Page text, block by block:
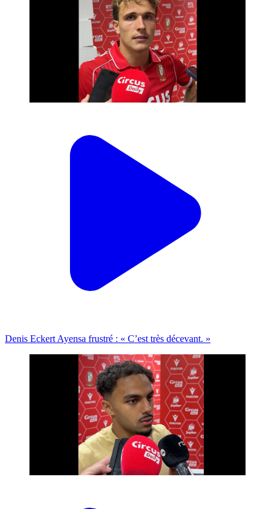
Denis Eckert Ayensa frustré : « C’est très décevant. »